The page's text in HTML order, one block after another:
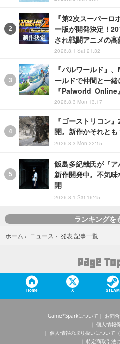
『第2次スーパーロ
ー版が開発決定！
され戦闘アニメの
2026.8.1 Sat 21:32
『パルワールド』
ールドで仲間と一
『Palworld Online
2026.8.3 Mon 13:17
『ゴーストリコン
開。新作かそれとも
2026.8.3 Mon 22:15
飯島多紀哉氏が『
新作開発中。不気
開
2026.8.1 Sat 16:45
ランキングを
ホーム › ニュース › 発表 記事一覧
Home X STEAM
Game*Sparkについて お問
個人情報
個人情報の取り扱いについて
特定商取引法